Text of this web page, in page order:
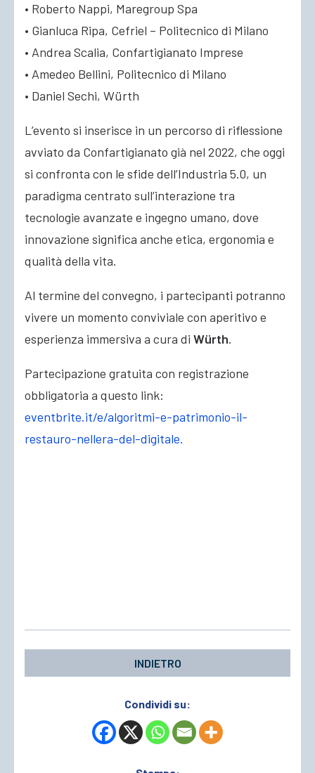
• Roberto Nappi, Maregroup Spa
• Gianluca Ripa, Cefriel – Politecnico di Milano
• Andrea Scalia, Confartigianato Imprese
• Amedeo Bellini, Politecnico di Milano
• Daniel Sechi, Würth
L’evento si inserisce in un percorso di riflessione
avviato da Confartigianato già nel 2022, che oggi
si confronta con le sfide dell’Industria 5.0, un
paradigma centrato sull’interazione tra
tecnologie avanzate e ingegno umano, dove
innovazione significa anche etica, ergonomia e
qualità della vita.
Al termine del convegno, i partecipanti potranno
vivere un momento conviviale con aperitivo e
esperienza immersiva a cura di Würth.
Partecipazione gratuita con registrazione
obbligatoria a questo link:
eventbrite.it/e/algoritmi-e-patrimonio-il-
restauro-nellera-del-digitale.
INDIETRO
Condividi su: